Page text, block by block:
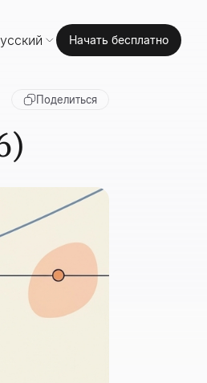
Начать бесплатно
Поделиться